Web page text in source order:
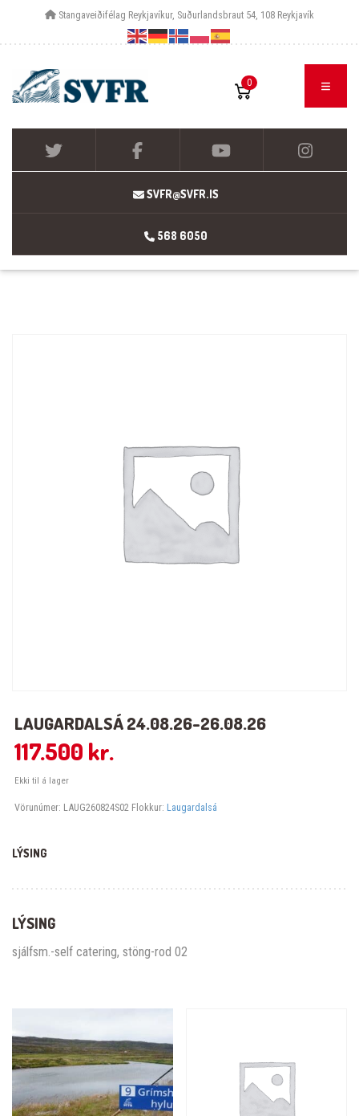
Stangaveiðifélag Reykjavíkur, Suðurlandsbraut 54, 108 Reykjavík
0
SVFR@SVFR.IS
568 6050
LAUGARDALSÁ 24.08.26-26.08.26
117.500 kr.
Ekki til á lager
Vörunúmer: LAUG260824S02 Flokkur: Laugardalsá
LÝSING
LÝSING
sjálfsm.-self catering, stöng-rod 02